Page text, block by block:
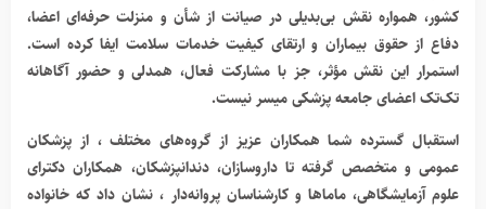
کشور، همواره نقش بی‌بدیلی در صیانت از شأن و منزلت حرفه‌ای اعضا،
دفاع از حقوق بیماران و ارتقای کیفیت خدمات سلامت ایفا کرده است.
استمرار این نقش مؤثر، جز با مشارکت فعال، همدلی و حضور آگاهانه
تک‌تک اعضای جامعه پزشکی میسر نیست.
استقبال گسترده شما همکاران عزیز از گروه‌های مختلف ، از پزشکان
عمومی و متخصص گرفته تا داروسازان، دندانپزشکان، همکاران دکترای
علوم آزمایشگاهی، ماماها و کارشناسان پروانه‌دار ، نشان داد که خانواده